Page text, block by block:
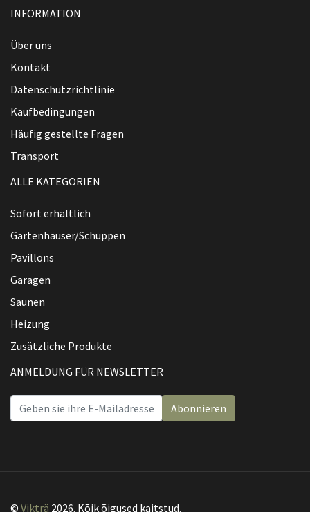
INFORMATION
Über uns
Kontakt
Datenschutzrichtlinie
Kaufbedingungen
Häufig gestellte Fragen
Transport
ALLE KATEGORIEN
Sofort erhältlich
Gartenhäuser/Schuppen
Pavillons
Garagen
Saunen
Heizung
Zusätzliche Produkte
ANMELDUNG FÜR NEWSLETTER
Abonnieren
© Vikträ 2026. Kõik õigused kaitstud.